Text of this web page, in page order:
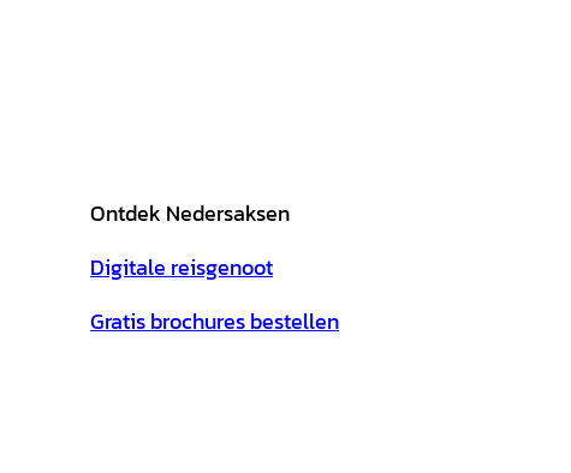
Ontdek Nedersaksen
Digitale reisgenoot
Gratis brochures bestellen